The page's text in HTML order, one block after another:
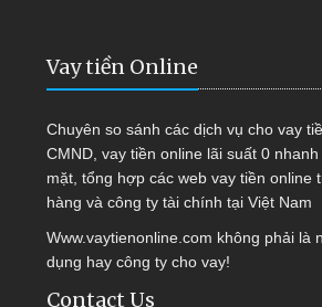
Vay tiền Online
Chuyên so sánh các dịch vụ cho vay
CMND, vay tiền online lãi suất 0
mặt, tổng hợp các web vay tiền online
hàng và công ty tài chính tại Việt Nam
Www.vaytienonline.com không phải là
dụng hay công ty cho vay!
Contact Us